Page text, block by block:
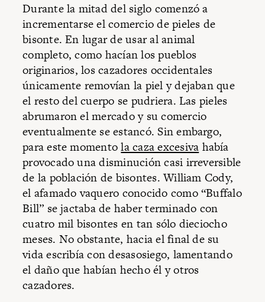
Durante la mitad del siglo comenzó a
incrementarse el comercio de pieles de
bisonte. En lugar de usar al animal
completo, como hacían los pueblos
originarios, los cazadores occidentales
únicamente removían la piel y dejaban que
el resto del cuerpo se pudriera. Las pieles
abrumaron el mercado y su comercio
eventualmente se estancó. Sin embargo,
para este momentola caza excesiva había
provocado una disminución casi irreversible
de la población de bisontes. William Cody,
el afamado vaquero conocido como “Buffalo
Bill” se jactaba de haber terminado con
cuatro mil bisontes en tan sólo dieciocho
meses. No obstante, hacia el final de su
vida escribía con desasosiego, lamentando
el daño que habían hecho él y otros
cazadores.